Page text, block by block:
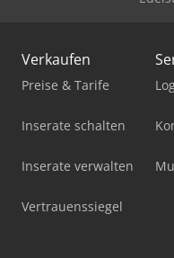
Trumpf Trulaser 5040
Trumpf Trulaser 5060
Trumpf Trulaser Cell
Trumpf Trulaser Cell
Trumpf Trulaser Tube
Verkaufen
Preise & Tarife
Inserate schalten
Inserate verwalten
Vertrauenssiegel